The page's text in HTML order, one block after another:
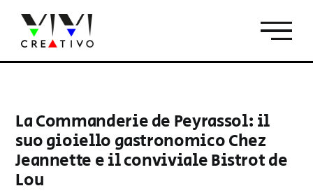
contenuto
La Commanderie de Peyrassol: il
suo gioiello gastronomico Chez
Jeannette e il conviviale Bistrot de
Lou